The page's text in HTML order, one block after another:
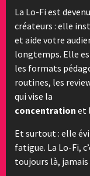
La Lo-Fi est
créateurs : elle
et aide votre
longtemps. Elle
les formats
routines, les
qui vise la
concentration et
Et surtout : elle
fatigue. La Lo-Fi,
toujours là,